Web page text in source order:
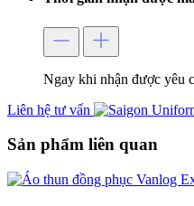
Ngay khi nhận được yêu
Liên hệ tư vấn
Sản phẩm liên quan